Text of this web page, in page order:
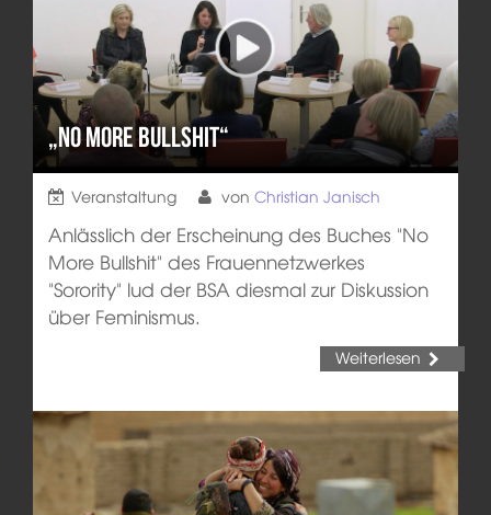
„No More Bullshit“
Veranstaltung von Christian Janisch
Anlässlich der Erscheinung des Buches "No
More Bullshit" des Frauennetzwerkes
"Sorority" lud der BSA diesmal zur Diskussion
über Feminismus.
Weiterlesen